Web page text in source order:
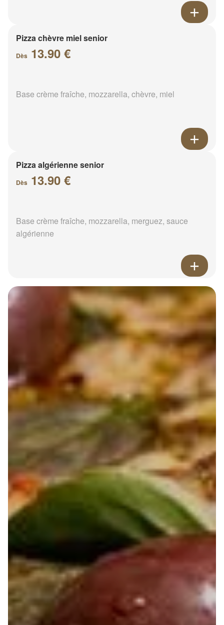
Pizza chèvre miel senior
Dès 13.90 €
Base crème fraîche, mozzarella, chèvre, miel
Pizza algérienne senior
Dès 13.90 €
Base crème fraîche, mozzarella, merguez, sauce
algérienne